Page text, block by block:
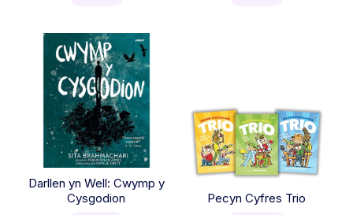
Darllen yn Well: Cwymp y
Cysgodion
Pecyn Cyfres Trio